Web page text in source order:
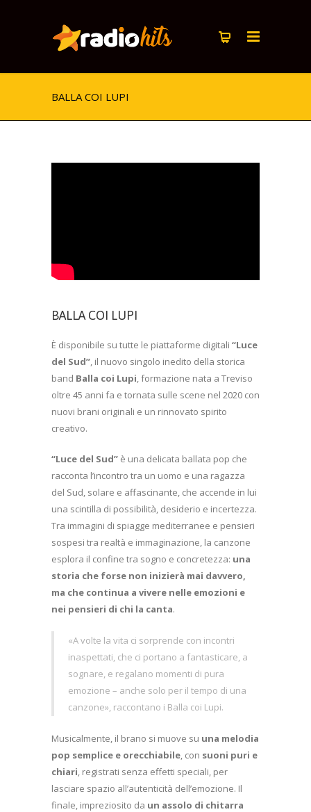
BALLA COI LUPI
BALLA COI LUPI
È disponibile su tutte le piattaforme digitali “Luce
del Sud”, il nuovo singolo inedito della storica
band Balla coi Lupi, formazione nata a Treviso
oltre 45 anni fa e tornata sulle scene nel 2020 con
nuovi brani originali e un rinnovato spirito
creativo.
“Luce del Sud” è una delicata ballata pop che
racconta l’incontro tra un uomo e una ragazza
del Sud, solare e affascinante, che accende in lui
una scintilla di possibilità, desiderio e incertezza.
Tra immagini di spiagge mediterranee e pensieri
sospesi tra realtà e immaginazione, la canzone
esplora il confine tra sogno e concretezza: una
storia che forse non inizierà mai davvero,
ma che continua a vivere nelle emozioni e
nei pensieri di chi la canta.
«A volte la vita ci sorprende con incontri
inaspettati, che ci portano a fantasticare, a
sognare, e regalano momenti di pura
emozione – anche solo per il tempo di una
canzone», raccontano i Balla coi Lupi.
Musicalmente, il brano si muove su una melodia
pop semplice e orecchiabile, con suoni puri e
chiari, registrati senza effetti speciali, per
lasciare spazio all’autenticità dell’emozione. Il
finale, impreziosito da un assolo di chitarra